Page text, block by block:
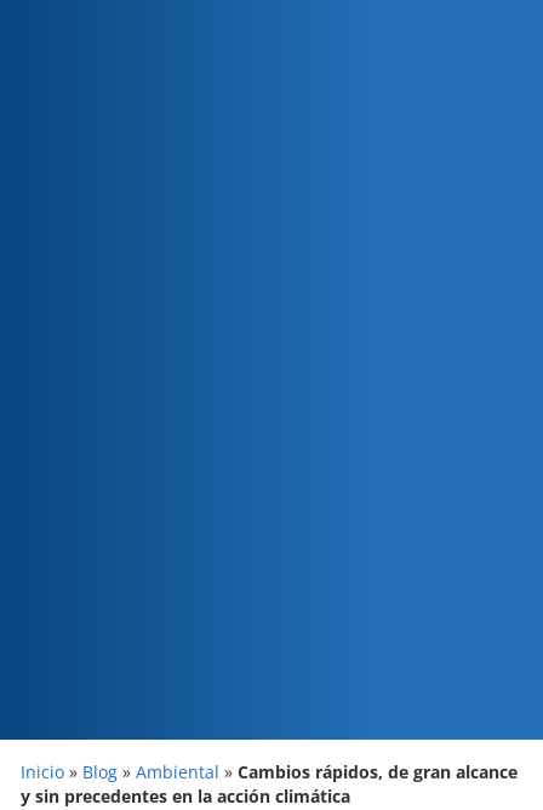
Inicio » Blog » Ambiental » Cambios rápidos, de gran alcance
y sin precedentes en la acción climática